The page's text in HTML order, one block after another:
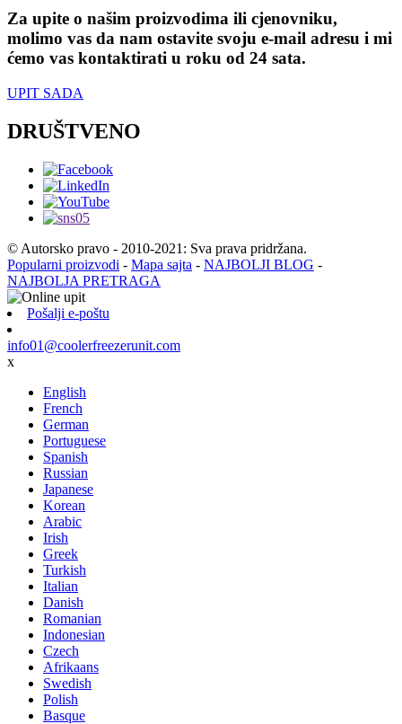
Za upite o našim proizvodima ili cjenovniku,
molimo vas da nam ostavite svoju e-mail adresu i mi
ćemo vas kontaktirati u roku od 24 sata.
UPIT SADA
DRUŠTVENO
© Autorsko pravo - 2010-2021: Sva prava pridržana.
Popularni proizvodi - Mapa sajta - NAJBOLJI BLOG -
NAJBOLJA PRETRAGA
Pošalji e-poštu
info01@coolerfreezerunit.com
x
English
French
German
Portuguese
Spanish
Russian
Japanese
Korean
Arabic
Irish
Greek
Turkish
Italian
Danish
Romanian
Indonesian
Czech
Afrikaans
Swedish
Polish
Basque